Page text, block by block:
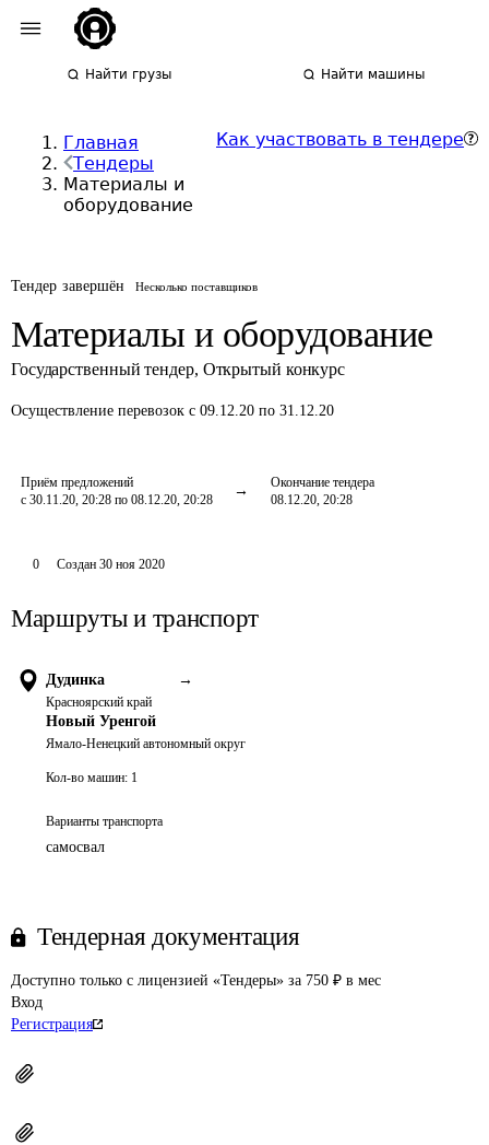
Найти грузы Найти машины
Главная
Тендеры
Материалы и
оборудование
Как участвовать в тендере
Тендер завершён Несколько поставщиков
Материалы и оборудование
Государственный тендер, Открытый конкурс
Осуществление перевозок с 09.12.20 по 31.12.20
Приём предложений
с 30.11.20, 20:28 по 08.12.20, 20:28
Окончание тендера
08.12.20, 20:28
0 Создан 30 ноя 2020
Маршруты и транспорт
Дудинка →
Красноярский край
Новый Уренгой
Ямало-Ненецкий автономный округ
Кол-во машин: 1
Варианты транспорта
самосвал
Тендерная документация
Доступно только с лицензией «Тендеры» за 750 ₽ в мес
Вход
Регистрация